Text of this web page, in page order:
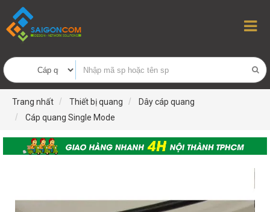
Trang nhất Thiết bị quang
Dây cáp quang
Cáp quang Single Mode